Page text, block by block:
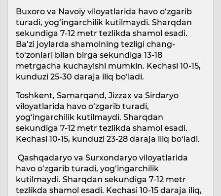
Buxoro va Navoiy viloyatlarida havo o‘zgarib
turadi, yog‘ingarchilik kutilmaydi. Sharqdan
sekundiga 7-12 metr tezlikda shamol esadi.
Ba’zi joylarda shamolning tezligi chang-
to‘zonlari bilan birga sekundiga 13-18
metrgacha kuchayishi mumkin. Kechasi 10-15,
kunduzi 25-30 daraja iliq bo‘ladi.
Toshkent, Samarqand, Jizzax va Sirdaryo
viloyatlarida havo o‘zgarib turadi,
yog‘ingarchilik kutilmaydi. Sharqdan
sekundiga 7-12 metr tezlikda shamol esadi.
Kechasi 10-15, kunduzi 23-28 daraja iliq bo‘ladi.
Qashqadaryo va Surxondaryo viloyatlarida
havo o‘zgarib turadi, yog‘ingarchilik
kutilmaydi. Sharqdan sekundiga 7-12 metr
tezlikda shamol esadi. Kechasi 10-15 daraja iliq,